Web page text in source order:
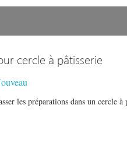
cercle à pâtisserie
les préparations dans un cercle